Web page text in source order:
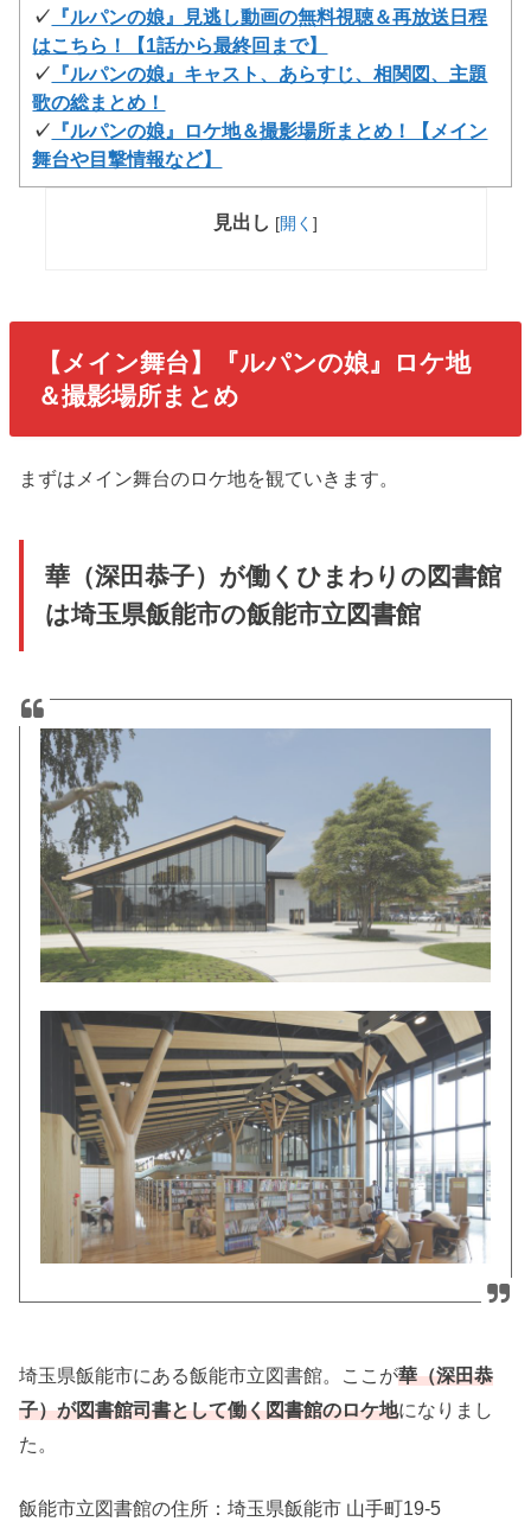
✓ 『ルパンの娘』見逃し動画の無料視聴＆再放送日程
はこちら！【1話から最終回まで】
✓ 『ルパンの娘』キャスト、あらすじ、相関図、主題
歌の総まとめ！
✓ 『ルパンの娘』ロケ地＆撮影場所まとめ！【メイン
舞台や目撃情報など】
見出し [開く ]
【メイン舞台】『ルパンの娘』ロケ地
＆撮影場所まとめ
まずはメイン舞台のロケ地を観ていきます。
華（深田恭子）が働くひまわりの図書館
は埼玉県飯能市の飯能市立図書館
埼玉県飯能市にある飯能市立図書館。ここが華（深田恭
子）が図書館司書として働く図書館のロケ地になりまし
た。
飯能市立図書館の住所：埼玉県飯能市 山手町19-5